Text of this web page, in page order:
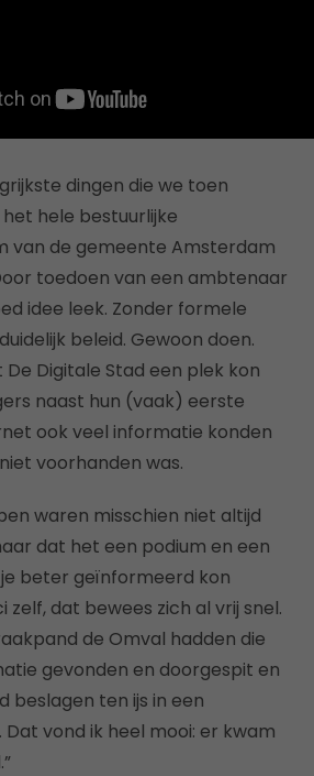
dingen die we toen
hele bestuurlijke
van de gemeente Amsterdam
toedoen van een ambtenaar
idee leek. Zonder formele
beleid. Gewoon doen.
Digitale Stad een plek kon
naast hun (vaak) eerste
ook veel informatie konden
voorhanden was.
waren misschien niet altijd
dat het een podium en een
beter geïnformeerd kon
dat bewees zich al vrij snel.
de Omval hadden die
gevonden en doorgespit en
beslagen ten ijs in een
vond ik heel mooi: er kwam